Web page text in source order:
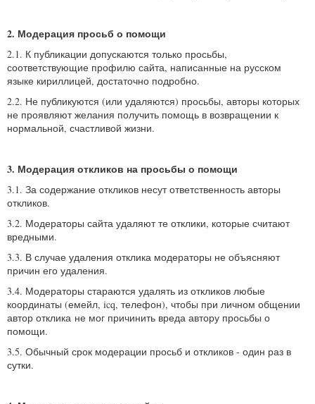
2. Модерация просьб о помощи
2.1. К публикации допускаются только просьбы,
соответствующие профилю сайта, написанные на русском
языке кириллицей, достаточно подробно.
2.2. Не публикуются (или удаляются) просьбы, авторы которых
не проявляют желания получить помощь в возвращении к
нормальной, счастливой жизни.
3. Модерация откликов на просьбы о помощи
3.1. За содержание откликов несут ответственность авторы
откликов.
3.2. Модераторы сайта удаляют те отклики, которые считают
вредными.
3.3. В случае удаления отклика модераторы не объясняют
причин его удаления.
3.4. Модераторы стараются удалять из откликов любые
координаты (емейл, icq, телефон), чтобы при личном общении
автор отклика не мог причинить вреда автору просьбы о
помощи.
3.5. Обычный срок модерации просьб и откликов - один раз в
сутки.